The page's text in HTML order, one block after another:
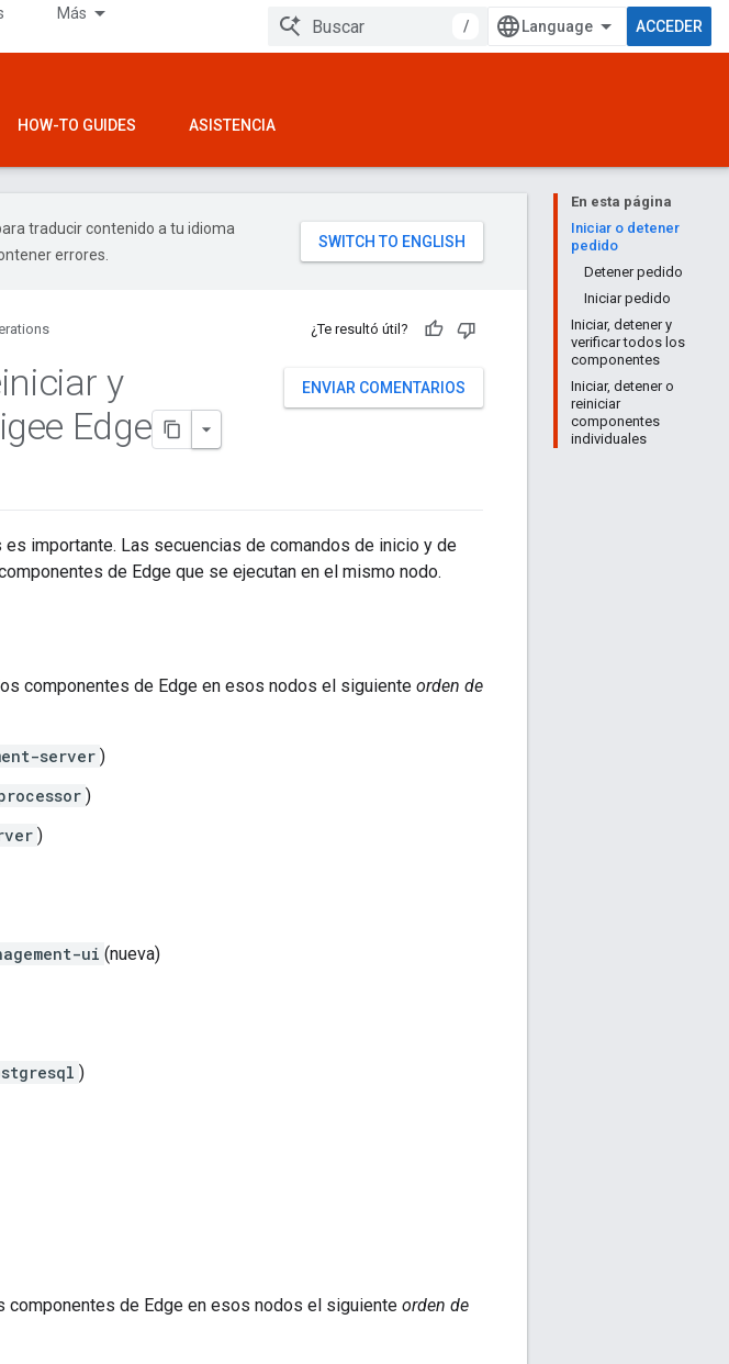
Más
/ ACCEDER
HOW-TO GUIDES ASISTENCIA
En esta página
Iniciar o detener
pedido
Detener pedido
Iniciar pedido
Iniciar, detener y
verificar todos los
componentes
Iniciar, detener o
reiniciar
componentes
individuales
traducir contenido a tu idioma
errores.
¿Te resultó útil?
ENVIAR COMENTARIOS
y
Edge
importante. Las secuencias de comandos de inicio y de
de Edge que se ejecutan en el mismo nodo.
componentes de Edge en esos nodos el siguiente orden de
server )
)
)
ui (nueva)
)
de Edge en esos nodos el siguiente orden de